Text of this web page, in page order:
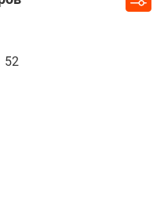
52